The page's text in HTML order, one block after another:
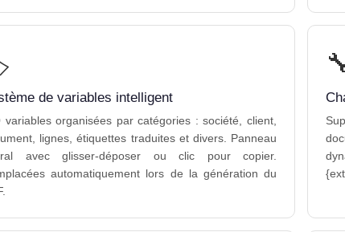
de variables intelligent
variables organisées par catégories : société, client,
lignes, étiquettes traduites et divers. Panneau
avec glisser-déposer ou clic pour copier.
automatiquement lors de la génération du